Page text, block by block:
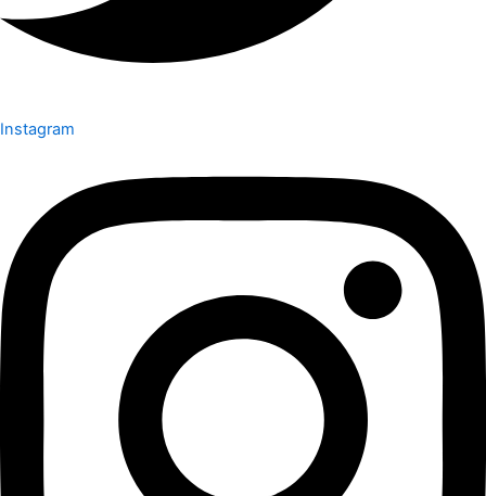
Instagram